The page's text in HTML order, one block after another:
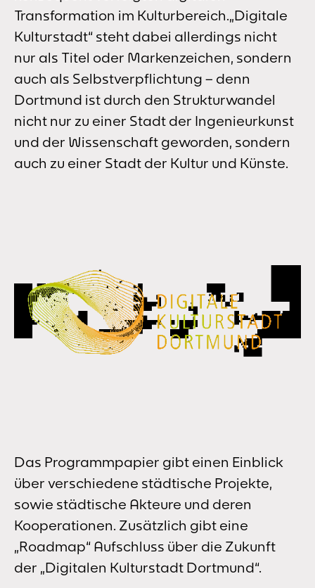
Transformation im Kulturbereich.„Digitale
Kulturstadt“ steht dabei allerdings nicht
nur als Titel oder Markenzeichen, sondern
auch als Selbstverpflichtung – denn
Dortmund ist durch den Strukturwandel
nicht nur zu einer Stadt der Ingenieurkunst
und der Wissenschaft geworden, sondern
auch zu einer Stadt der Kultur und Künste.
Das Programmpapier gibt einen Einblick
über verschiedene städtische Projekte,
sowie städtische Akteure und deren
Kooperationen. Zusätzlich gibt eine
„Roadmap“ Aufschluss über die Zukunft
der „Digitalen Kulturstadt Dortmund“.